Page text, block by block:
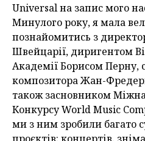
Universal на запис мого
Минулого року, я мала
познайомитись з
Швейцарії, диригентом
Академії Борисом Перну,
композитора Жан-
також засновником
Конкурсу World Music
ми з ним зробили багато